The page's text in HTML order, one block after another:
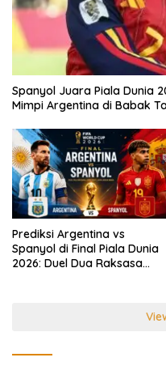
Spanyol Juara Piala Dunia
Mimpi Argentina di Babak
Prediksi Argentina vs
Spanyol di Final Piala Dunia
2026: Duel Dua Raksasa